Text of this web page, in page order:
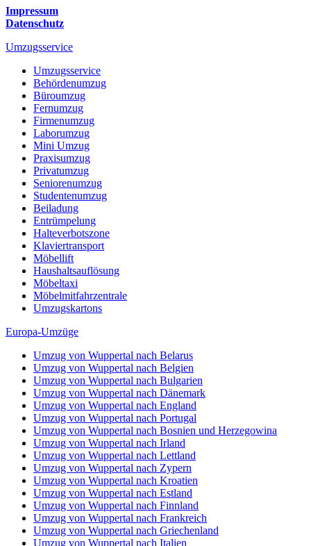
Impressum
Datenschutz
Umzugsservice
Umzugsservice
Behördenumzug
Büroumzug
Fernumzug
Firmenumzug
Laborumzug
Mini Umzug
Praxisumzug
Privatumzug
Seniorenumzug
Studentenumzug
Beiladung
Entrümpelung
Halteverbotszone
Klaviertransport
Möbellift
Haushaltsauflösung
Möbeltaxi
Möbelmitfahrzentrale
Umzugskartons
Europa-Umzüge
Umzug von Wuppertal nach Belarus
Umzug von Wuppertal nach Belgien
Umzug von Wuppertal nach Bulgarien
Umzug von Wuppertal nach Dänemark
Umzug von Wuppertal nach England
Umzug von Wuppertal nach Portugal
Umzug von Wuppertal nach Bosnien und Herzegowina
Umzug von Wuppertal nach Irland
Umzug von Wuppertal nach Lettland
Umzug von Wuppertal nach Zypern
Umzug von Wuppertal nach Kroatien
Umzug von Wuppertal nach Estland
Umzug von Wuppertal nach Finnland
Umzug von Wuppertal nach Frankreich
Umzug von Wuppertal nach Griechenland
Umzug von Wuppertal nach Italien